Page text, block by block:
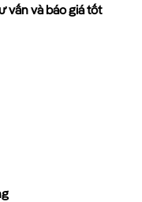
vấn và báo giá tốt